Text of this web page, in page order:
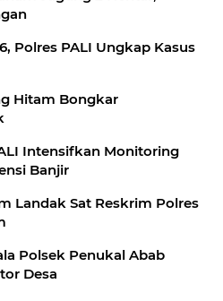
Polres PALI Ungkap Kasus
Hitam Bongkar
Intensifkan Monitoring
Banjir
Landak Sat Reskrim Polres
Polsek Penukal Abab
Desa